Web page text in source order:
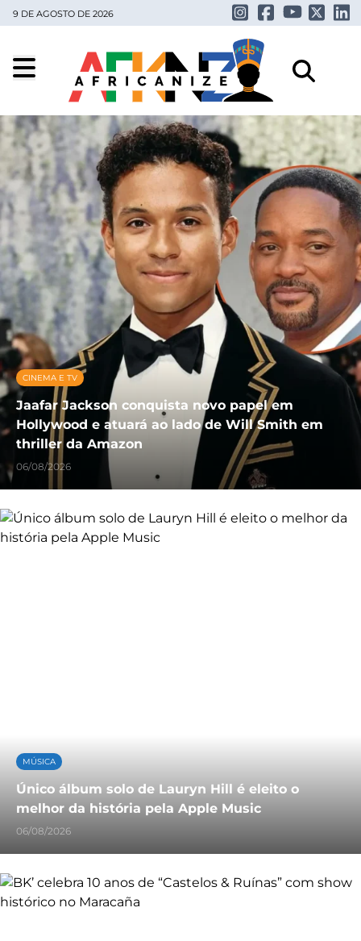
9 DE AGOSTO DE 2026
CINEMA E TV
Jaafar Jackson conquista novo papel em
Hollywood e atuará ao lado de Will Smith em
thriller da Amazon
06/08/2026
MÚSICA
Único álbum solo de Lauryn Hill é eleito o
melhor da história pela Apple Music
06/08/2026